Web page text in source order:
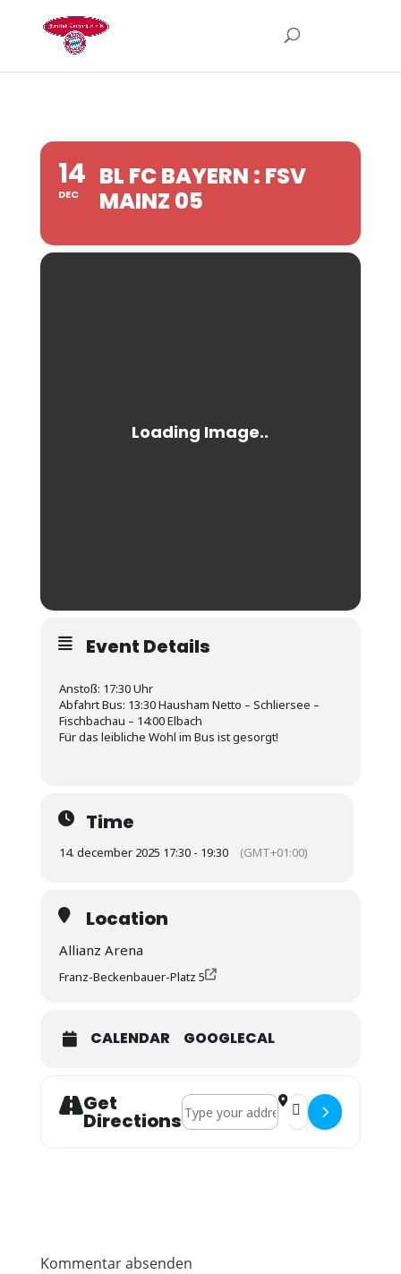
14
DEC
BL FC BAYERN : FSV
MAINZ 05
Event Details
Anstoß: 17:30 Uhr
Abfahrt Bus: 13:30 Hausham Netto – Schliersee –
Fischbachau – 14:00 Elbach
Für das leibliche Wohl im Bus ist gesorgt!
Time
14. december 2025 17:30 - 19:30 (GMT+01:00)
Location
Allianz Arena
Franz-Beckenbauer-Platz 5
CALENDAR GOOGLECAL
Get
Directions
Address - BL FC Bayern : FSV Mainz
Destination
Kommentar absenden